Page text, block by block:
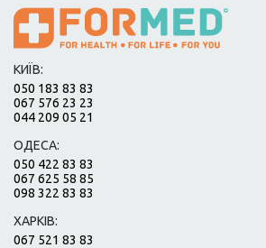
КИЇВ:
050 183 83 83
067 576 23 23
044 209 05 21
ОДЕСА:
050 422 83 83
067 625 58 85
098 322 83 83
ХАРКІВ:
067 521 83 83